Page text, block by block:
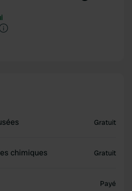
Gratuit
chimiques Gratuit
Payé